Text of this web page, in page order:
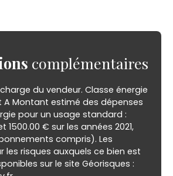
complémentaires
du vendeur. Classe énergie
A Montant estimé des dépenses
pour un usage standard :
1500.00 € sur les années 2021,
compris). Les
les risques auxquels ce bien est
sur le site Géorisques :